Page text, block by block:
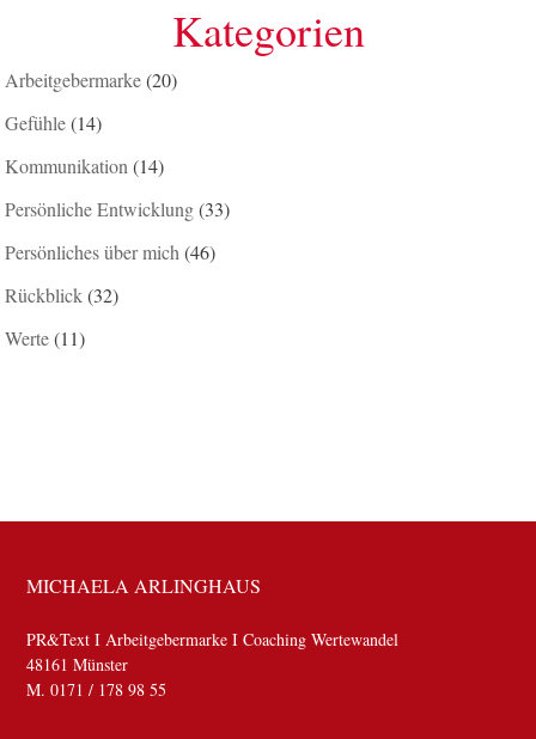
Kategorien
Arbeitgebermarke(20)
Gefühle(14)
Kommunikation(14)
Persönliche Entwicklung(33)
Persönliches über mich(46)
Rückblick(32)
Werte(11)
MICHAELA ARLINGHAUS
PR&Text I Arbeitgebermarke I Coaching Wertewandel
48161 Münster
M. 0171 / 178 98 55